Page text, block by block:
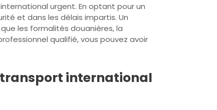
urgent. En optant pour un
et dans les délais impartis. Un
les formalités douanières, la
qualifié, vous pouvez avoir
transport international